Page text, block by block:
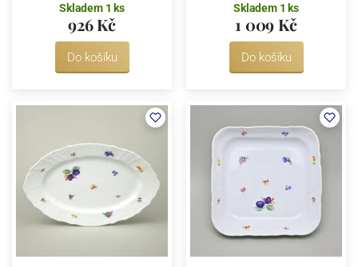
Skladem 1 ks
926 Kč
Do košíku
Skladem 1 ks
1 009 Kč
Do košíku